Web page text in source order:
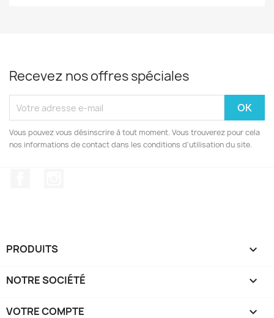
Recevez nos offres spéciales
Vous pouvez vous désinscrire à tout moment. Vous trouverez pour cela
nos informations de contact dans les conditions d'utilisation du site.
PRODUITS 
NOTRE SOCIÉTÉ 
VOTRE COMPTE 